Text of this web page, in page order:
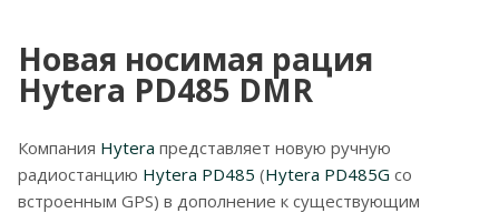
Новая носимая рация
Hytera PD485 DMR
Компания Hytera представляет новую ручную
радиостанцию Hytera PD485 (Hytera PD485G со
встроенным GPS) в дополнение к существующим